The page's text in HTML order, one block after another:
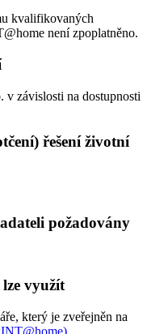
kvalifikovaných
není zpoplatněno.
v závislosti na dostupnosti
řešení životní
požadovány
využít
který je zveřejněn na
.